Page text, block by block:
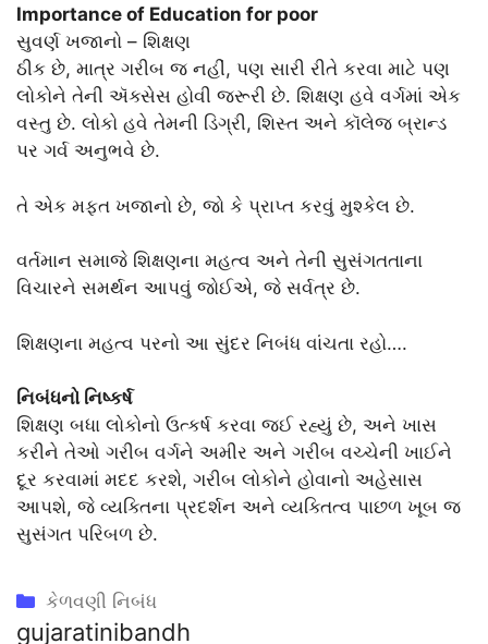
Importance of Education for poor
સુવર્ણ ખજાનો – શિક્ષણ
ઠીક છે, માત્ર ગરીબ જ નહીં, પણ સારી રીતે કરવા માટે પણ
લોકોને તેની ઍક્સેસ હોવી જરૂરી છે. શિક્ષણ હવે વર્ગમાં એક
વસ્તુ છે. લોકો હવે તેમની ડિગ્રી, શિસ્ત અને કૉલેજ બ્રાન્ડ
પર ગર્વ અનુભવે છે.
તે એક મફત ખજાનો છે, જો કે પ્રાપ્ત કરવું મુશ્કેલ છે.
વર્તમાન સમાજે શિક્ષણના મહત્વ અને તેની સુસંગતતાના
વિચારને સમર્થન આપવું જોઈએ, જે સર્વત્ર છે.
શિક્ષણના મહત્વ પરનો આ સુંદર નિબંધ વાંચતા રહો….
નિબંધનો નિષ્કર્ષ
શિક્ષણ બધા લોકોનો ઉત્કર્ષ કરવા જઈ રહ્યું છે, અને ખાસ
કરીને તેઓ ગરીબ વર્ગને અમીર અને ગરીબ વચ્ચેની ખાઈને
દૂર કરવામાં મદદ કરશે, ગરીબ લોકોને હોવાનો અહેસાસ
આપશે, જે વ્યક્તિના પ્રદર્શન અને વ્યક્તિત્વ પાછળ ખૂબ જ
સુસંગત પરિબળ છે.
Categories
કેળવણી નિબંધ
gujaratinibandh